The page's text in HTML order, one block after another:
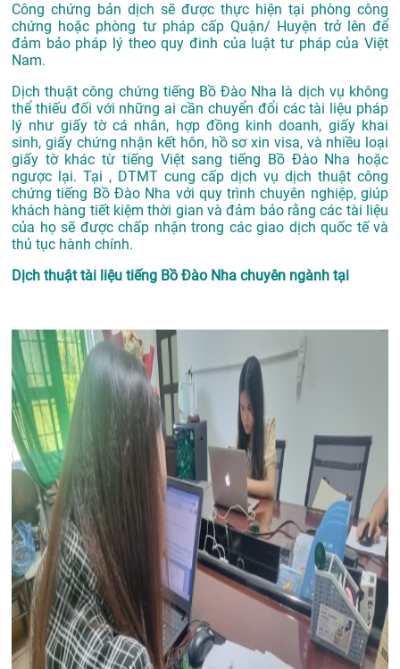
Công chứng bản dịch sẽ được thực hiện tại phòng công
chứng hoặc phòng tư pháp cấp Quận/ Huyện trở lên để
đảm bảo pháp lý theo quy đinh của luật tư pháp của Việt
Nam.
Dịch thuật công chứng tiếng Bồ Đào Nha là dịch vụ không
thể thiếu đối với những ai cần chuyển đổi các tài liệu pháp
lý như giấy tờ cá nhân, hợp đồng kinh doanh, giấy khai
sinh, giấy chứng nhận kết hôn, hồ sơ xin visa, và nhiều loại
giấy tờ khác từ tiếng Việt sang tiếng Bồ Đào Nha hoặc
ngược lại. Tại , DTMT cung cấp dịch vụ dịch thuật công
chứng tiếng Bồ Đào Nha với quy trình chuyên nghiệp, giúp
khách hàng tiết kiệm thời gian và đảm bảo rằng các tài liệu
của họ sẽ được chấp nhận trong các giao dịch quốc tế và
thủ tục hành chính.
Dịch thuật tài liệu tiếng Bồ Đào Nha chuyên ngành tại